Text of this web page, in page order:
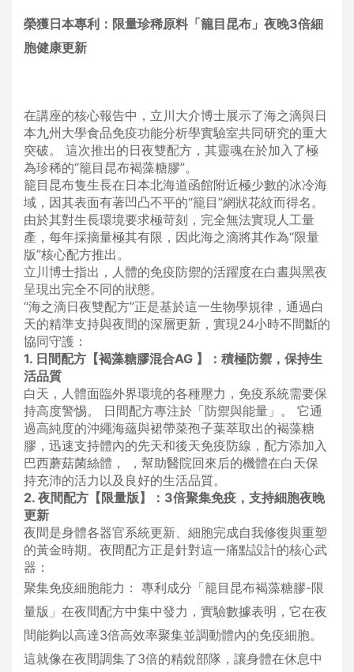
榮獲日本專利：限量珍稀原料「籠目昆布」夜晚3倍細
胞健康更新
在講座的核心報告中，立川大介博士展示了海之滴與日
本九州大學食品免疫功能分析學實驗室共同研究的重大
突破。 這次推出的日夜雙配方，其靈魂在於加入了極
為珍稀的“籠目昆布褐藻糖膠”。
籠目昆布隻生長在日本北海道函館附近極少數的冰冷海
域，因其表面有著凹凸不平的“籠目”網狀花紋而得名。
由於其對生長環境要求極苛刻，完全無法實現人工量
產，每年採摘量極其有限，因此海之滴將其作為“限量
版”核心配方推出。
立川博士指出，人體的免疫防禦的活躍度在白晝與黑夜
呈現出完全不同的狀態。
“海之滴日夜雙配方”正是基於這一生物學規律，通過白
天的精準支持與夜間的深層更新，實現24小時不間斷的
協同守護：
1. 日間配方【褐藻糖膠混合AG 】：積極防禦，保持生
活品質
白天，人體面臨外界環境的各種壓力，免疫系統需要保
持高度警惕。 日間配方專注於「防禦與能量」。 它通
過高純度的沖繩海蘊與裙帶菜孢子葉萃取出的褐藻糖
膠，迅速支持體內的先天和後天免疫防線，配方添加入
巴西蘑菇菌絲體， ，幫助醫院回來后的機體在白天保
持充沛的活力以及良好的生活品質。
2. 夜間配方【限量版】：3倍聚集免疫，支持細胞夜晚
更新
夜間是身體各器官系統更新、細胞完成自我修復與重塑
的黃金時期。夜間配方正是針對這一痛點設計的核心武
器：
聚集免疫細胞能力： 專利成分「籠目昆布褐藻糖膠-限
量版」在夜間配方中集中發力，實驗數據表明，它在夜
間能夠以高達3倍高效率聚集並調動體內的免疫細胞。
這就像在夜間調集了3倍的精銳部隊，讓身體在休息中